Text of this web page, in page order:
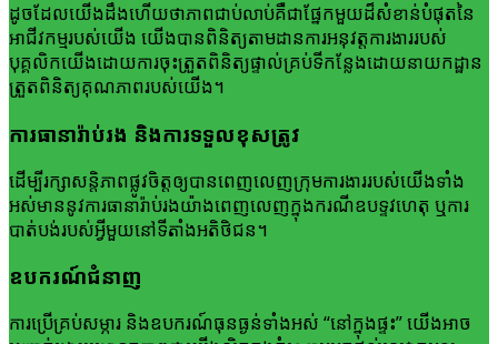
ដូច​ដែល​យើង​ដឹង​ហើយ​ថា​ភាពជាប់លាប់​គឺ​ជា​ផ្នែក​មួយ​ដ៏សំខាន់​បំផុត​នៃ​
អាជីវកម្ម​របស់​យើង យើង​បាន​ពិនិត្យ​តាមដាន​ការអនុវត្ត​ការងារ​របស់​
បុគ្គលិក​យើង​ដោយ​ការចុះ​ត្រួតពិនិត្យ​ផ្ទាល់​គ្រប់​ទីកន្លែង​ដោយ​នាយកដ្ឋាន​
ត្រួតពិនិត្យ​គុណភាព​របស់​យើង។
ការ​ធានា​រ៉ាប់រង​ និងការ​ទទួលខុសត្រូវ
ដើម្បី​រក្សា​សន្តិភាព​ផ្លូវចិត្ត​ឲ្យ​បាន​ពេញលេញ​ក្រុមការងារ​របស់​យើង​ទាំង​
អស់​មាន​នូវ​ការ​ធានា​រ៉ាប់រង​យ៉ាង​ពេញ​លេញ​ក្នុង​ករណីឧបទ្ទវហេតុ ឬការ
បាត់បង់​របស់​អ្វីមួយ​នៅ​ទីតាំង​អតិថិជន។
ឧបករណ៍​ជំនាញ
ការ​ប្រើ​គ្រប់​សម្ភារ និងឧប​ករណ៍​ធុនធ្ងន់​ទាំង​អស់ “នៅក្នុងផ្ទះ” យើង​អាច​